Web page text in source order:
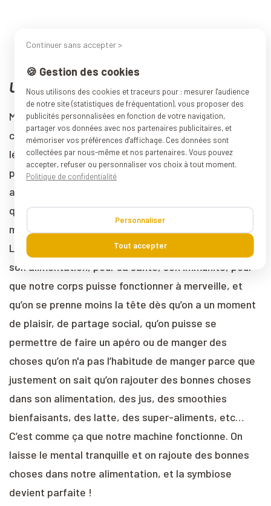
Un mot pour la fin, un conseil ?
Mon conseil, ça serait de rajouter plein de bonnes
choses dans son alimentation.Que ce soit des jus de
légumes, ou même une boisson bienfaisante avec un
peu de lait végétal, l’idée c’est de rajouter des super-
aliments.
quelque chose qui est super cocooning, très
mousseux.
L’idée c’est de rajouter plein de bonnes choses dans
son alimentation, pour sa santé, son immunité, pour
que notre corps puisse fonctionner à merveille, et
qu’on se prenne moins la tête dès qu’on a un moment
de plaisir, de partage social, qu’on puisse se
permettre de faire un apéro ou de manger des
choses qu’on n'a pas l’habitude de manger parce que
justement on sait qu’on rajouter des bonnes choses
dans son alimentation, des jus, des smoothies
bienfaisants, des latte, des super-aliments, etc…
C’est comme ça que notre machine fonctionne. On
laisse le mental tranquille et on rajoute des bonnes
choses dans notre alimentation, et la symbiose
devient parfaite !
Continuer sans accepter >
🍪 Gestion des cookies
Nous utilisons des cookies et traceurs pour : mesurer l'audience
de notre site (statistiques de fréquentation), vous proposer des
publicités personnalisées en fonction de votre navigation,
partager vos données avec nos partenaires publicitaires, et
mémoriser vos préférences d'affichage. Ces données sont
collectées par nous-même et nos partenaires. Vous pouvez
accepter, refuser ou personnaliser vos choix à tout moment.
Politique de confidentialité
Personnaliser
Tout accepter